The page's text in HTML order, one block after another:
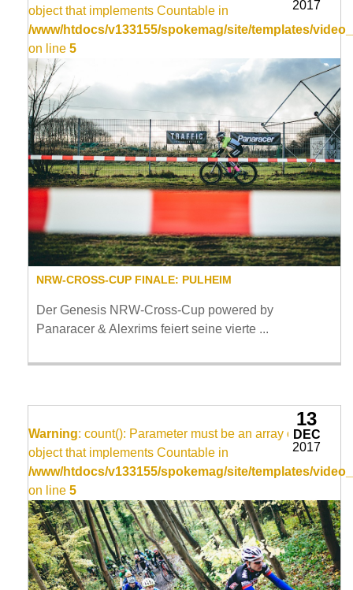
object that implements Countable in
/www/htdocs/v133155/spokemag/site/templates/
on line 5
NRW-CROSS-CUP FINALE: PULHEIM
Der Genesis NRW-Cross-Cup powered by
Panaracer & Alexrims feiert seine vierte ...
2017
Warning: count(): Parameter must be an array or an
object that implements Countable in
/www/htdocs/v133155/spokemag/site/templates/
on line 5
13
DEC
2017